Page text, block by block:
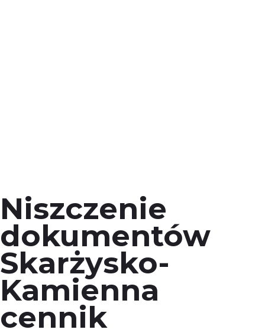
Niszczenie
dokumentów
Skarżysko-
Kamienna
cennik